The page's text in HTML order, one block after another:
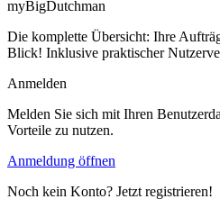
myBigDutchman
Die komplette Übersicht: Ihre
Blick! Inklusive praktischer
Anmelden
Melden Sie sich mit Ihren
Vorteile zu nutzen.
Anmeldung öffnen
Noch kein Konto? Jetzt registrieren!